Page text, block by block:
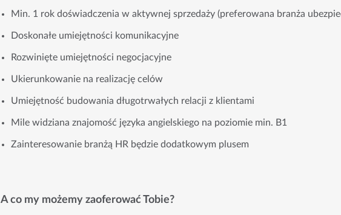
Min. 1 rok doświadczenia w aktywnej sprzedaży (preferowana branża
Doskonałe umiejętności komunikacyjne
Rozwinięte umiejętności negocjacyjne
Ukierunkowanie na realizację celów
Umiejętność budowania długotrwałych relacji z klientami
Mile widziana znajomość języka angielskiego na poziomie min. B1
Zainteresowanie branżą HR będzie dodatkowym plusem
A co my możemy zaoferować Tobie?